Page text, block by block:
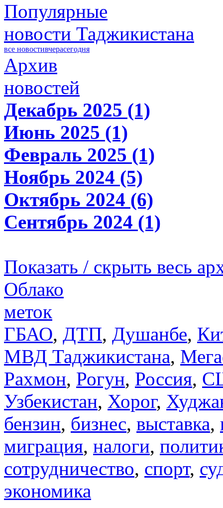
Популярные
новости Таджикистана
все новостивчерасегодня
Архив
новостей
Декабрь 2025 (1)
Июнь 2025 (1)
Февраль 2025 (1)
Ноябрь 2024 (5)
Октябрь 2024 (6)
Сентябрь 2024 (1)
Показать / скрыть весь
Облако
меток
ГБАО, ДТП, Душанбе,
МВД Таджикистана,
Рахмон, Рогун, Россия,
Узбекистан, Хорог,
бензин, бизнес, выставка,
миграция, налоги,
сотрудничество, спорт,
экономика